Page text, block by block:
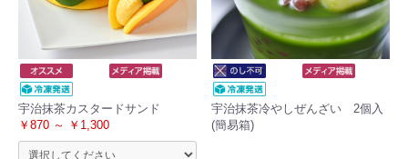
宇治抹茶カスタードサンド
￥870 ～ ￥1,300
宇治抹茶冷やしぜんざい 2個入
(簡易箱)